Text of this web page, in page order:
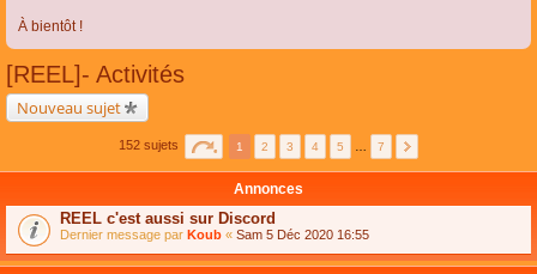
À bientôt !
[REEL]- Activités
Nouveau sujet
152 sujets 1 2 3 4 5 7
Annonces
REEL c'est aussi sur Discord
Dernier message par Koub « Sam 5 Déc 2020 16:55